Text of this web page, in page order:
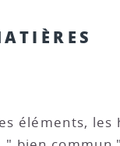
éléments, les